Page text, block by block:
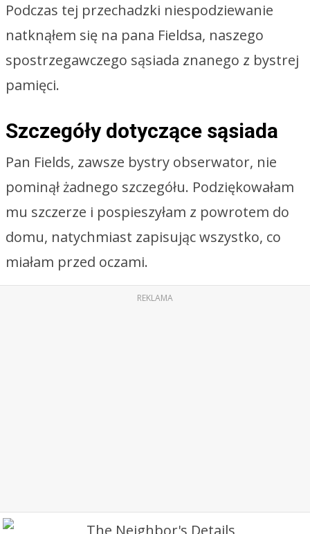
Podczas tej przechadzki niespodziewanie
natknąłem się na pana Fieldsa, naszego
spostrzegawczego sąsiada znanego z bystrej
pamięci.
Szczegóły dotyczące sąsiada
Pan Fields, zawsze bystry obserwator, nie
pominął żadnego szczegółu. Podziękowałam
mu szczerze i pospieszyłam z powrotem do
domu, natychmiast zapisując wszystko, co
miałam przed oczami.
REKLAMA